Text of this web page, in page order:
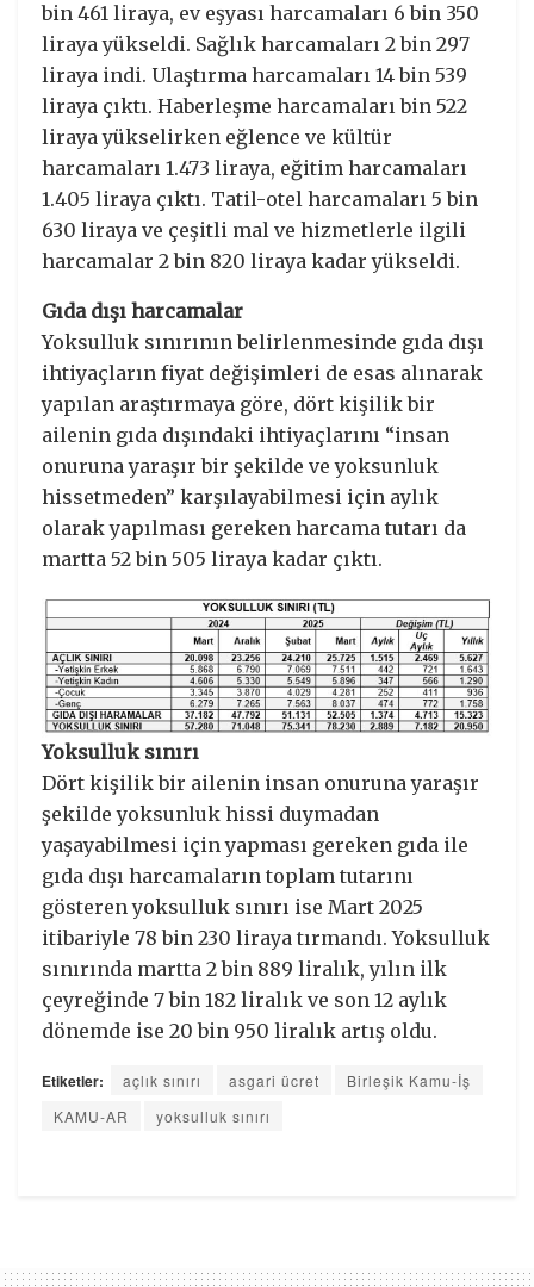
bin 461 liraya, ev eşyası harcamaları 6 bin 350
liraya yükseldi. Sağlık harcamaları 2 bin 297
liraya indi. Ulaştırma harcamaları 14 bin 539
liraya çıktı. Haberleşme harcamaları bin 522
liraya yükselirken eğlence ve kültür
harcamaları 1.473 liraya, eğitim harcamaları
1.405 liraya çıktı. Tatil-otel harcamaları 5 bin
630 liraya ve çeşitli mal ve hizmetlerle ilgili
harcamalar 2 bin 820 liraya kadar yükseldi.
Gıda dışı harcamalar
Yoksulluk sınırının belirlenmesinde gıda dışı
ihtiyaçların fiyat değişimleri de esas alınarak
yapılan araştırmaya göre, dört kişilik bir
ailenin gıda dışındaki ihtiyaçlarını “insan
onuruna yaraşır bir şekilde ve yoksunluk
hissetmeden” karşılayabilmesi için aylık
olarak yapılması gereken harcama tutarı da
martta 52 bin 505 liraya kadar çıktı.
Yoksulluk sınırı
Dört kişilik bir ailenin insan onuruna yaraşır
şekilde yoksunluk hissi duymadan
yaşayabilmesi için yapması gereken gıda ile
gıda dışı harcamaların toplam tutarını
gösteren yoksulluk sınırı ise Mart 2025
itibariyle 78 bin 230 liraya tırmandı. Yoksulluk
sınırında martta 2 bin 889 liralık, yılın ilk
çeyreğinde 7 bin 182 liralık ve son 12 aylık
dönemde ise 20 bin 950 liralık artış oldu.
Etiketler: açlık sınırı asgari ücret
Birleşik Kamu-İş
KAMU-AR
yoksulluk sınırı